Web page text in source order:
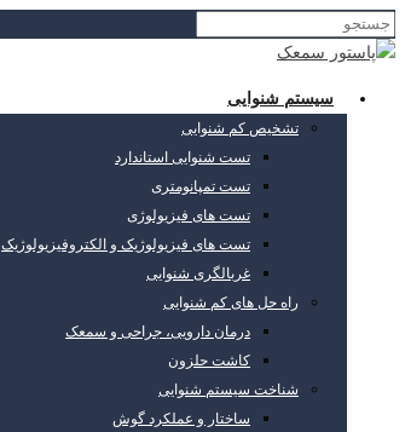
سیستم شنوایی
تشخیص کم شنوایی
تست شنوایی استاندارد
تست تمپانومتری
تست های فیزیولوژی
تست های فیزیولوژیک و الکتروفیزیولوژیک
غربالگری شنوایی
راه حل های کم شنوایی
درمان دارویی، جراحی و سمعک
کاشت حلزون
شناخت سیستم شنوایی
ساختار و عملکرد گوش